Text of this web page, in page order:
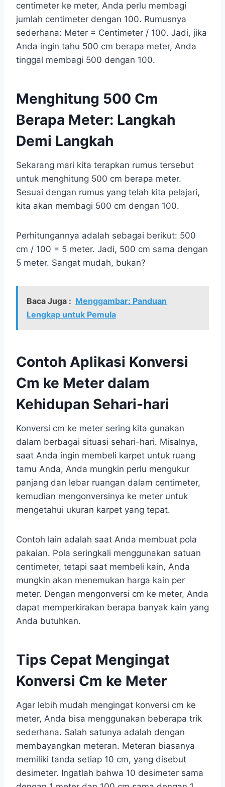
centimeter ke meter, Anda perlu membagi
jumlah centimeter dengan 100. Rumusnya
sederhana: Meter = Centimeter / 100. Jadi, jika
Anda ingin tahu 500 cm berapa meter, Anda
tinggal membagi 500 dengan 100.
Menghitung 500 Cm
Berapa Meter: Langkah
Demi Langkah
Sekarang mari kita terapkan rumus tersebut
untuk menghitung 500 cm berapa meter.
Sesuai dengan rumus yang telah kita pelajari,
kita akan membagi 500 cm dengan 100.
Perhitungannya adalah sebagai berikut: 500
cm / 100 = 5 meter. Jadi, 500 cm sama dengan
5 meter. Sangat mudah, bukan?
Baca Juga : Menggambar: Panduan
Lengkap untuk Pemula
Contoh Aplikasi Konversi
Cm ke Meter dalam
Kehidupan Sehari-hari
Konversi cm ke meter sering kita gunakan
dalam berbagai situasi sehari-hari. Misalnya,
saat Anda ingin membeli karpet untuk ruang
tamu Anda, Anda mungkin perlu mengukur
panjang dan lebar ruangan dalam centimeter,
kemudian mengonversinya ke meter untuk
mengetahui ukuran karpet yang tepat.
Contoh lain adalah saat Anda membuat pola
pakaian. Pola seringkali menggunakan satuan
centimeter, tetapi saat membeli kain, Anda
mungkin akan menemukan harga kain per
meter. Dengan mengonversi cm ke meter, Anda
dapat memperkirakan berapa banyak kain yang
Anda butuhkan.
Tips Cepat Mengingat
Konversi Cm ke Meter
Agar lebih mudah mengingat konversi cm ke
meter, Anda bisa menggunakan beberapa trik
sederhana. Salah satunya adalah dengan
membayangkan meteran. Meteran biasanya
memiliki tanda setiap 10 cm, yang disebut
desimeter. Ingatlah bahwa 10 desimeter sama